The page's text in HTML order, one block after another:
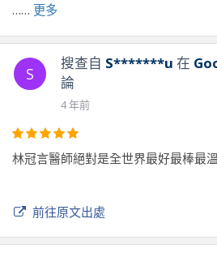
…… 更多
S
搜查自 S*******u 在
論
4 年前
林冠言醫師絕對是全世界最好最棒最
前往原文出處